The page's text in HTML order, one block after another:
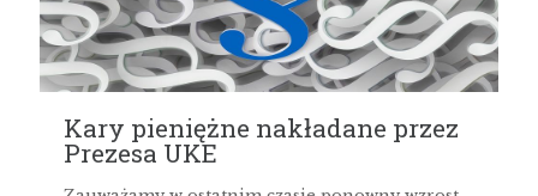
Kary pieniężne nakładane przez
Prezesa UKE